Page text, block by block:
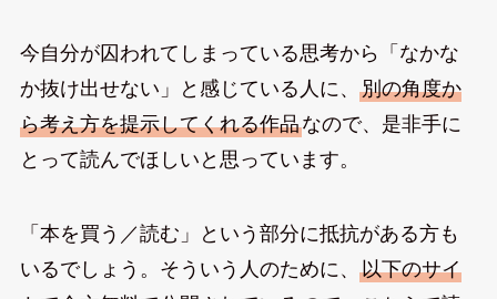
今自分が囚われてしまっている思考から「なかな
か抜け出せない」と感じている人に、 別の角度か
ら考え方を提示してくれる作品なので、是非手に
とって読んでほしいと思っています。
「本を買う／読む」という部分に抵抗がある方も
いるでしょう。そういう人のために、 以下のサイ